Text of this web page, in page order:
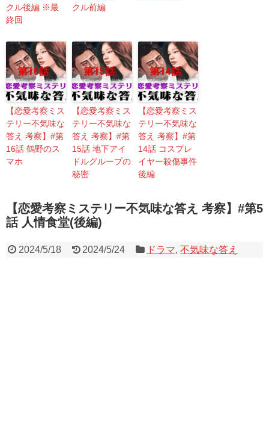
クル後編 ※最
終回
クル前編
【恋愛考察ミス
テリー不気味な
答え 考察】#第
16話 鶴野のス
マホ
【恋愛考察ミス
テリー不気味な
答え 考察】#第
15話 地下アイ
ドルグループの
秘密
【恋愛考察ミス
テリー不気味な
答え 考察】#第
14話 コスプレ
イヤー殺傷事件
後編
【恋愛考察ミステリー不気味な答え 考察】#第5
話 人情食堂(後編)
2024/5/18 2024/5/24 ドラマ,不気味な答え